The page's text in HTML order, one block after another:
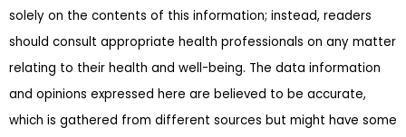
solely on the contents of this information; instead, readers
should consult appropriate health professionals on any matter
relating to their health and well-being. The data information
and opinions expressed here are believed to be accurate,
which is gathered from different sources but might have some